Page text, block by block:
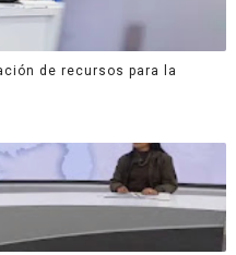
de recursos para la